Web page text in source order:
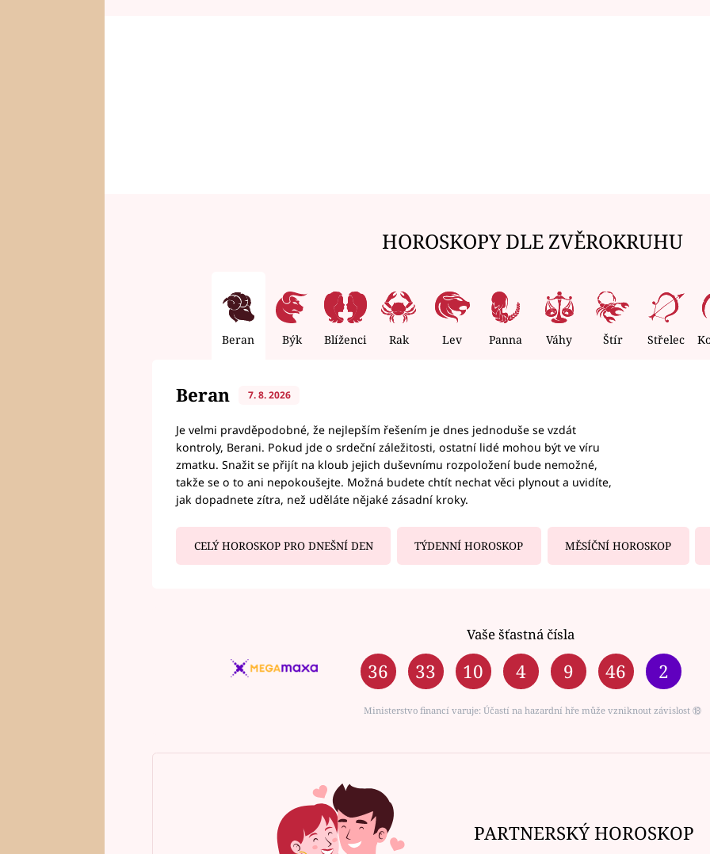
HOROSKOPY DLE ZVĚROKRUHU
Beran Býk Blíženci Rak Lev Panna Váhy Štír Střelec
Beran 7. 8. 2026
Je velmi pravděpodobné, že nejlepším řešením je dnes jednoduše se vzdát
kontroly, Berani. Pokud jde o srdeční záležitosti, ostatní lidé mohou být ve víru
zmatku. Snažit se přijít na kloub jejich duševnímu rozpoložení bude nemožné,
takže se o to ani nepokoušejte. Možná budete chtít nechat věci plynout a uvidíte,
jak dopadnete zítra, než uděláte nějaké zásadní kroky.
CELÝ HOROSKOP PRO DNEŠNÍ DEN TÝDENNÍ HOROSKOP MĚSÍČNÍ HOROSKOP
Vaše šťastná čísla
36 33 10 4 9 46 2
Ministerstvo financí varuje: Účastí na hazardní hře může vzniknout závislost ⑱
PARTNERSKÝ HOROSKOP